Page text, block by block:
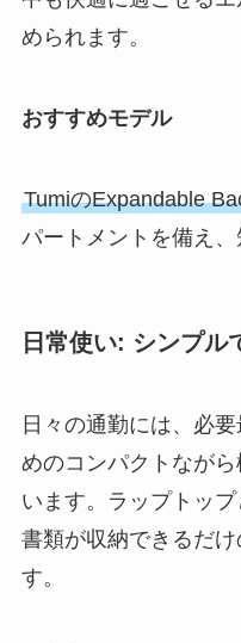
められます。
おすすめモデル
TumiのExpandable
パートメントを備え、
日常使い: シンプル
日々の通勤には、必
めのコンパクトなが
います。ラップトップ
書類が収納できるだ
す。